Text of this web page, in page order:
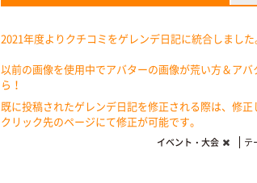
2021年度よりクチコミをゲレンデ日記に統合しました
以前の画像を使用中でアバターの画像が荒い方＆ア
ら！
既に投稿されたゲレンデ日記を修正される際は、修正
クリック先のページにて修正が可能です。
イベント・大会 テ